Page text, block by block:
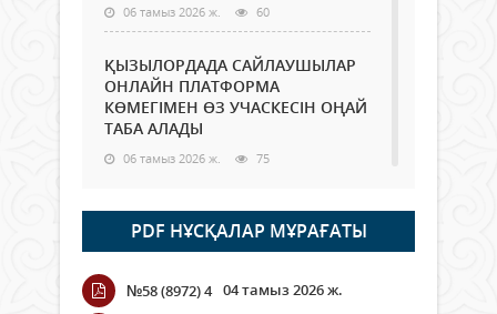
06 тамыз 2026 ж. 60
ҚЫЗЫЛОРДАДА САЙЛАУШЫЛАР
ОНЛАЙН ПЛАТФОРМА
КӨМЕГІМЕН ӨЗ УЧАСКЕСІН ОҢАЙ
ТАБА АЛАДЫ
06 тамыз 2026 ж. 75
Open Air: Қызылорда облысы
полиция департаменті 20
мыңнан астам көрерменнің
қауіпсіздігін қамтамасыз етті
06 тамыз 2026 ж.
PDF НҰСҚАЛАР МҰРАҒАТЫ
№58 (8972) 4 04 тамыз 2026 ж.